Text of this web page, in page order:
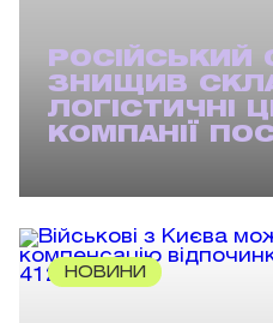
РОСІЙСЬКИЙ
ЗНИЩИВ
ЛОГІСТИЧНІ
КОМПАНІЇ
НОВИНИ